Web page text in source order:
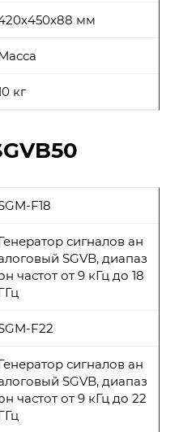
мм
кг
F18
сигналов ан
SGVB, диапаз
частот от 9 кГц до 18
F22
сигналов ан
SGVB, диапаз
частот от 9 кГц до 22